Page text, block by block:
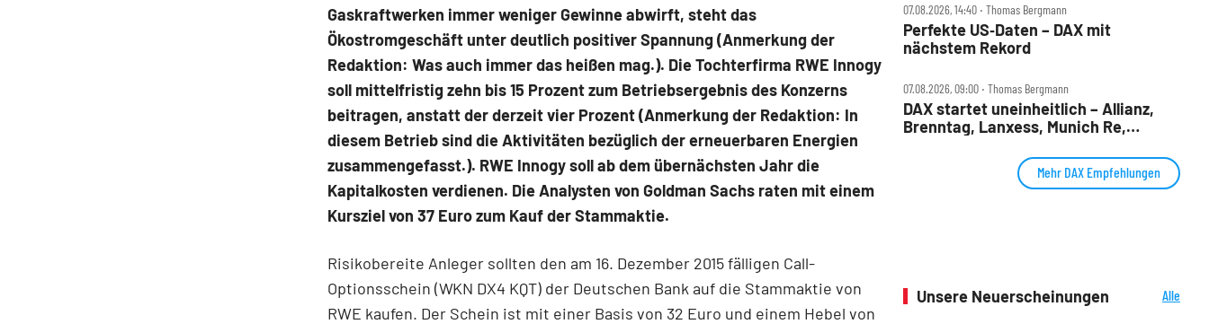
Gaskraftwerken immer weniger Gewinne abwirft, steht das
Ökostromgeschäft unter deutlich positiver Spannung (Anmerkung der
Redaktion: Was auch immer das heißen mag.). Die Tochterfirma RWE Innogy
soll mittelfristig zehn bis 15 Prozent zum Betriebsergebnis des Konzerns
beitragen, anstatt der derzeit vier Prozent (Anmerkung der Redaktion: In
diesem Betrieb sind die Aktivitäten bezüglich der erneuerbaren Energien
zusammengefasst.). RWE Innogy soll ab dem übernächsten Jahr die
Kapitalkosten verdienen. Die Analysten von Goldman Sachs raten mit einem
Kursziel von 37 Euro zum Kauf der Stammaktie.
Risikobereite Anleger sollten den am 16. Dezember 2015 fälligen Call-
Optionsschein (WKN DX4 KQT) der Deutschen Bank auf die Stammaktie von
RWE kaufen. Der Schein ist mit einer Basis von 32 Euro und einem Hebel von
07.08.2026, 14:40 ‧ Thomas Bergmann
Perfekte US‑Daten – DAX mit
nächstem Rekord
07.08.2026, 09:00 ‧ Thomas Bergmann
DAX startet uneinheitlich – Allianz,
Brenntag, Lanxess, Munich Re,
Mehr DAX Empfehlungen
Unsere Neuerscheinungen
Alle